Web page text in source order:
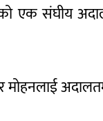
एक संघीय